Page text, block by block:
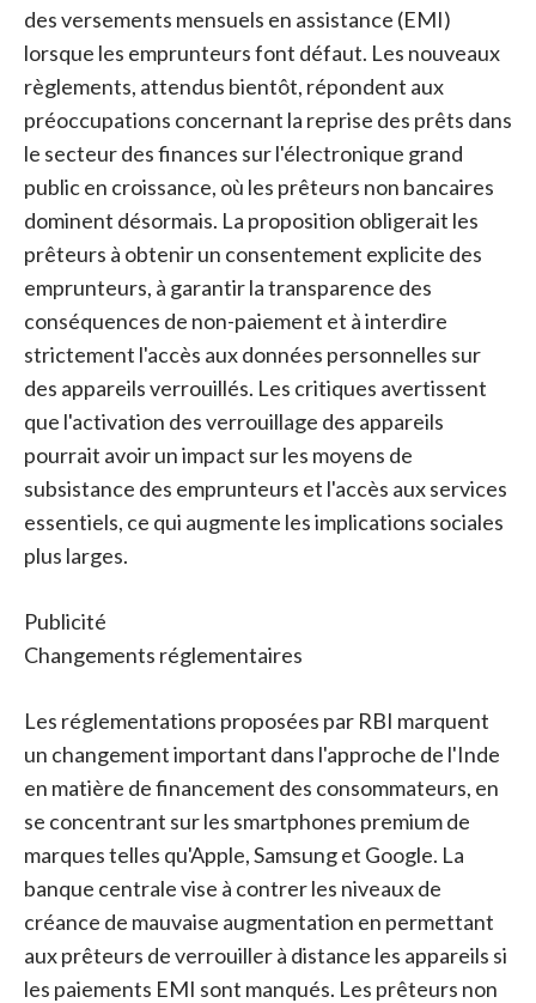
des versements mensuels en assistance (EMI)
lorsque les emprunteurs font défaut. Les nouveaux
règlements, attendus bientôt, répondent aux
préoccupations concernant la reprise des prêts dans
le secteur des finances sur l'électronique grand
public en croissance, où les prêteurs non bancaires
dominent désormais. La proposition obligerait les
prêteurs à obtenir un consentement explicite des
emprunteurs, à garantir la transparence des
conséquences de non-paiement et à interdire
strictement l'accès aux données personnelles sur
des appareils verrouillés. Les critiques avertissent
que l'activation des verrouillage des appareils
pourrait avoir un impact sur les moyens de
subsistance des emprunteurs et l'accès aux services
essentiels, ce qui augmente les implications sociales
plus larges.
Publicité
Changements réglementaires
Les réglementations proposées par RBI marquent
un changement important dans l'approche de l'Inde
en matière de financement des consommateurs, en
se concentrant sur les smartphones premium de
marques telles qu'Apple, Samsung et Google. La
banque centrale vise à contrer les niveaux de
créance de mauvaise augmentation en permettant
aux prêteurs de verrouiller à distance les appareils si
les paiements EMI sont manqués. Les prêteurs non